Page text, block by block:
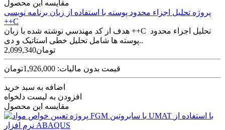
مقایسه این محصول
پروژه تحلیل اجزاء محدود پوسته با استفاده از زبان برنامه نویسی
++C
هدف از کد مهندسي نوشته شده با زبان ++C تحليل اجزاء محدود
پوسته­ ها شامل تحلیل خطی استاتیک و دی..
2,099,340تومان
قیمت بدون مالیات: 1,926,000تومان
اضافه به سبد خرید
افزودن به لیست دلخواه
مقایسه این محصول